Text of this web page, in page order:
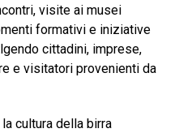
visite ai musei
formativi e iniziative
cittadini, imprese,
e visitatori provenienti da
cultura della birra